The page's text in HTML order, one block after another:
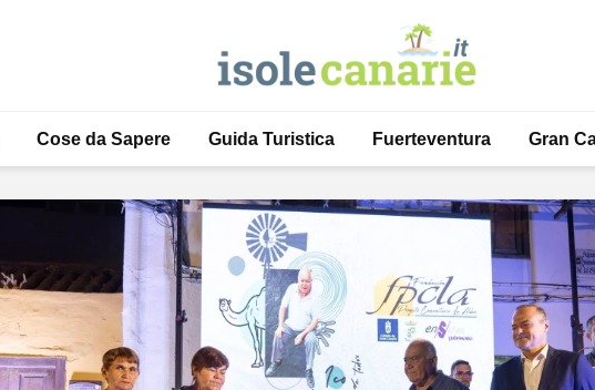
Cose da Sapere Guida Turistica Fuerteventura Gran